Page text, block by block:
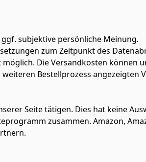
subjektive persönliche Meinung.
zum Zeitpunkt des
Die Versandkosten können
Bestellprozess angezeigten
Seite tätigen. Dies hat keine
zusammen. Amazon,